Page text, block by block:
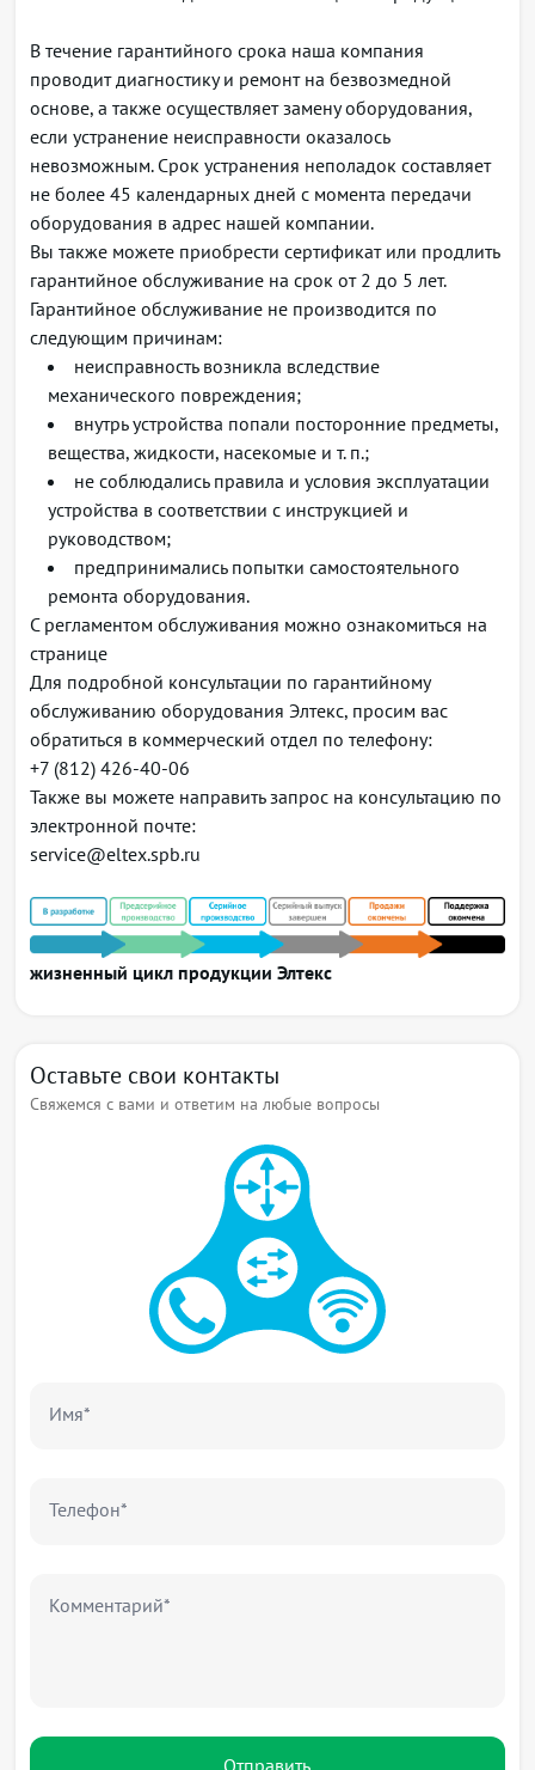
В течение гарантийного срока наша компания
проводит диагностику и ремонт на безвозмедной
основе, а также осуществляет замену оборудования,
если устранение неисправности оказалось
невозможным. Срок устранения неполадок составляет
не более 45 календарных дней с момента передачи
оборудования в адрес нашей компании.
Вы также можете приобрести сертификат или продлить
гарантийное обслуживание на срок от 2 до 5 лет.
Гарантийное обслуживание не производится по
следующим причинам:
неисправность возникла вследствие
механического повреждения;
внутрь устройства попали посторонние предметы,
вещества, жидкости, насекомые и т. п.;
не соблюдались правила и условия эксплуатации
устройства в соответствии с инструкцией и
руководством;
предпринимались попытки самостоятельного
ремонта оборудования.
С регламентом обслуживания можно ознакомиться на
странице
Для подробной консультации по гарантийному
обслуживанию оборудования Элтекс, просим вас
обратиться в коммерческий отдел по телефону:
+7 (812) 426-40-06
Также вы можете направить запрос на консультацию по
электронной почте:
service@eltex.spb.ru
жизненный цикл продукции Элтекс
Оставьте свои контакты
Свяжемся с вами и ответим на любые вопросы
Имя*
Телефон*
Комментарий*